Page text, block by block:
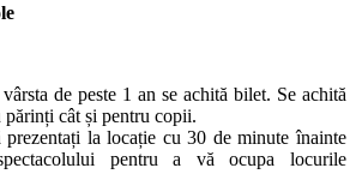
de peste 1 an se achită bilet. Se achită
părinți cât și pentru copii.
la locație cu 30 de minute înainte
pentru a vă ocupa locurile